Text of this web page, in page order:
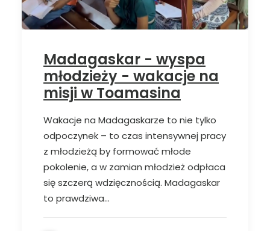
Madagaskar - wyspa
młodzieży - wakacje na
misji w Toamasina
Wakacje na Madagaskarze to nie tylko
odpoczynek – to czas intensywnej pracy
z młodzieżą by formować młode
pokolenie, a w zamian młodzież odpłaca
się szczerą wdzięcznością. Madagaskar
to prawdziwa…